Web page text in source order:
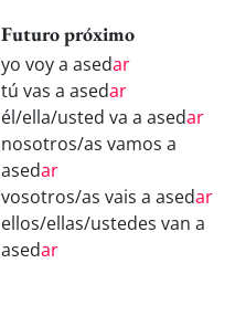
Futuro próximo
yo voy a asedar
tú vas a asedar
él/ella/usted va a asedar
nosotros/as vamos a
asedar
vosotros/as vais a asedar
ellos/ellas/ustedes van a
asedar